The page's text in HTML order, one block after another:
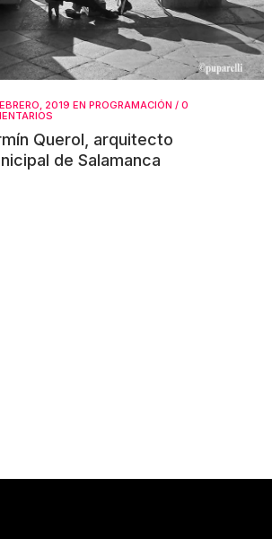
2019 EN PROGRAMACIÓN / 0
Querol, arquitecto
de Salamanca